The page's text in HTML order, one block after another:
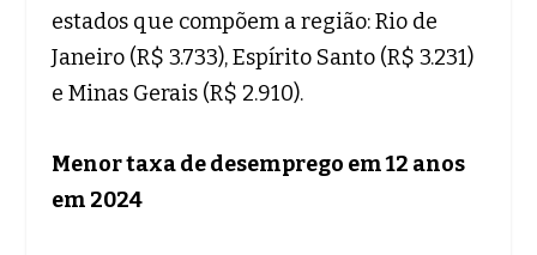
estados que compõem a região: Rio de
Janeiro (R$ 3.733), Espírito Santo (R$ 3.231)
e Minas Gerais (R$ 2.910).
Menor taxa de desemprego em 12 anos
em 2024